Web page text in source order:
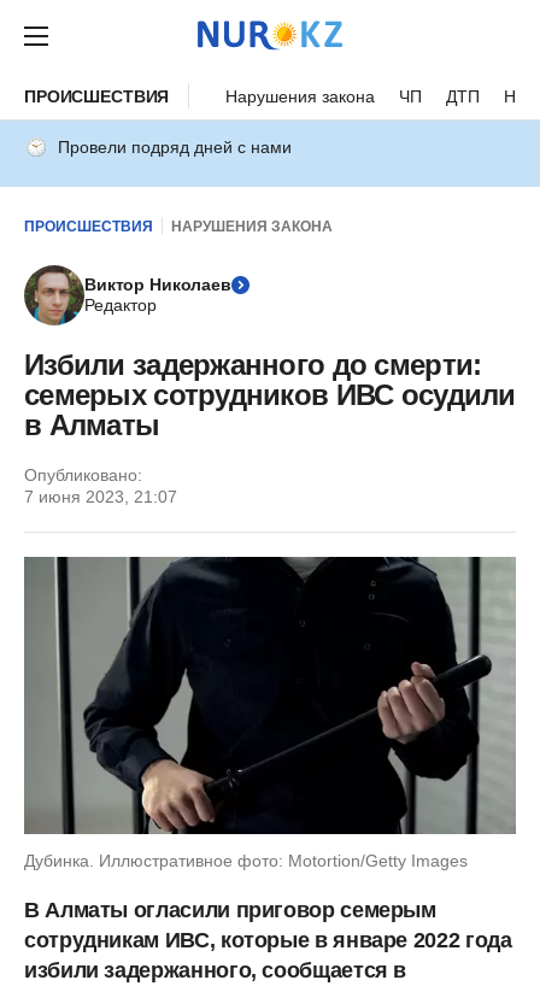
ПРОИСШЕСТВИЯ Нарушения закона ЧП ДТП
Провели подряд дней с нами
ПРОИСШЕСТВИЯ НАРУШЕНИЯ ЗАКОНА
Виктор Николаев
Редактор
Избили задержанного до смерти:
семерых сотрудников ИВС осудили
в Алматы
Опубликовано:
7 июня 2023, 21:07
Дубинка. Иллюстративное фото: Motortion/Getty Images
В Алматы огласили приговор семерым
сотрудникам ИВС, которые в январе 2022 года
избили задержанного, сообщается в